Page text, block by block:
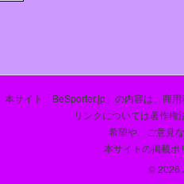
本サイト「BeSporter.jp」の内容は、商
リンクについては著作権
希望や、ご意見
本サイトの掲載ポ
© 2026